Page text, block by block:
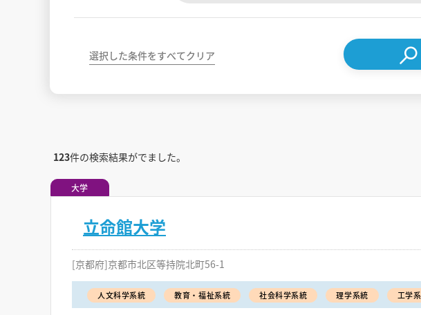
選択した条件をすべてクリア
123件の検索結果がでました。
大学
立命館大学
[京都府]京都市北区等持院北町56-1
人文科学系統 教育・福祉系統 社会科学系統 理学系統 工学